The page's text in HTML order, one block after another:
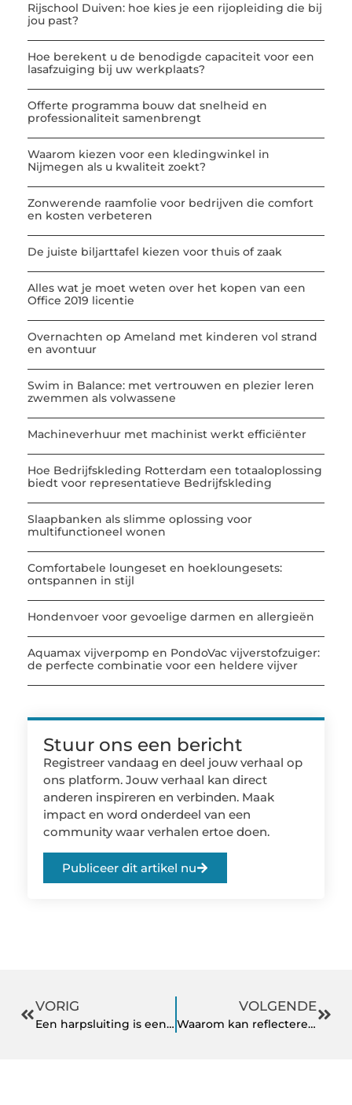
Rijschool Duiven: hoe kies je een rijopleiding die bij
jou past?
Hoe berekent u de benodigde capaciteit voor een
lasafzuiging bij uw werkplaats?
Offerte programma bouw dat snelheid en
professionaliteit samenbrengt
Waarom kiezen voor een kledingwinkel in
Nijmegen als u kwaliteit zoekt?
Zonwerende raamfolie voor bedrijven die comfort
en kosten verbeteren
De juiste biljarttafel kiezen voor thuis of zaak
Alles wat je moet weten over het kopen van een
Office 2019 licentie
Overnachten op Ameland met kinderen vol strand
en avontuur
Swim in Balance: met vertrouwen en plezier leren
zwemmen als volwassene
Machineverhuur met machinist werkt efficiënter
Hoe Bedrijfskleding Rotterdam een totaaloplossing
biedt voor representatieve Bedrijfskleding
Slaapbanken als slimme oplossing voor
multifunctioneel wonen
Comfortabele loungeset en hoekloungesets:
ontspannen in stijl
Hondenvoer voor gevoelige darmen en allergieën
Aquamax vijverpomp en PondoVac vijverstofzuiger:
de perfecte combinatie voor een heldere vijver
Stuur ons een bericht
Registreer vandaag en deel jouw verhaal op
ons platform. Jouw verhaal kan direct
anderen inspireren en verbinden. Maak
impact en word onderdeel van een
community waar verhalen ertoe doen.
Publiceer dit artikel nu
VORIG
Een harpsluiting is een onmisbare hulp bij specifieke klussen
VOLGENDE
Waarom kan reflecterende werkkleding belangrijk zijn?